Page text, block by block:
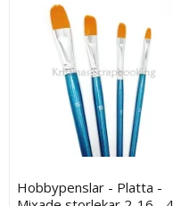
Hobbypenslar - Platta -